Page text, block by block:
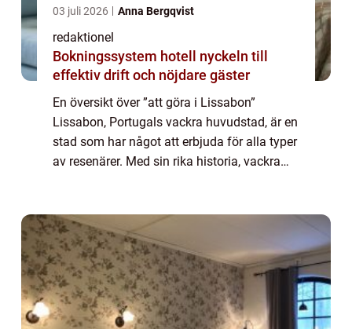
03 juli 2026 Anna Bergqvist
redaktionel
Bokningssystem hotell nyckeln till
effektiv drift och nöjdare gäster
En översikt över ”att göra i Lissabon”
Lissabon, Portugals vackra huvudstad, är en
stad som har något att erbjuda för alla typer
av resenärer. Med sin rika historia, vackra